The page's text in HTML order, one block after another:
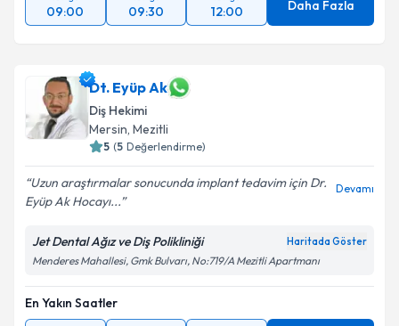
09:00 09:30 12:00 Daha Fazla
Dt. Eyüp Ak
Diş Hekimi
Mersin, Mezitli
5 (5 Değerlendirme)
Uzun araştırmalar sonucunda implant tedavim için Dr.
Eyüp Ak Hocayı...
Devamı
Jet Dental Ağız ve Diş Polikliniği Haritada Göster
Menderes Mahallesi, Gmk Bulvarı, No:719/A Mezitli Apartmanı
En Yakın Saatler